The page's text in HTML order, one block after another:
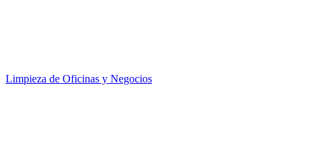
Limpieza de Oficinas y Negocios